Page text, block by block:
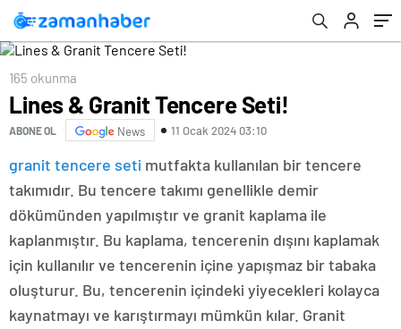
165 okunma
Lines & Granit Tencere Seti!
ABONE OL News 11 Ocak 2024 03:10
granit tencere seti mutfakta kullanılan bir tencere
takımıdır. Bu tencere takımı genellikle demir
dökümünden yapılmıştır ve granit kaplama ile
kaplanmıştır. Bu kaplama, tencerenin dışını kaplamak
için kullanılır ve tencerenin içine yapışmaz bir tabaka
oluşturur. Bu, tencerenin içindeki yiyecekleri kolayca
kaynatmayı ve karıştırmayı mümkün kılar. Granit